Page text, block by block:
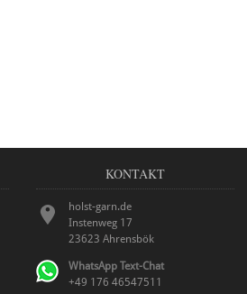
KONTAKT
holst-garn.de
Instenweg 17
23623 Ahrensbök
WhatsApp Text-Chat
+49 176 46547511